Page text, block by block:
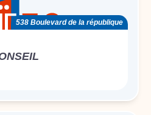
538 Boulevard de la république